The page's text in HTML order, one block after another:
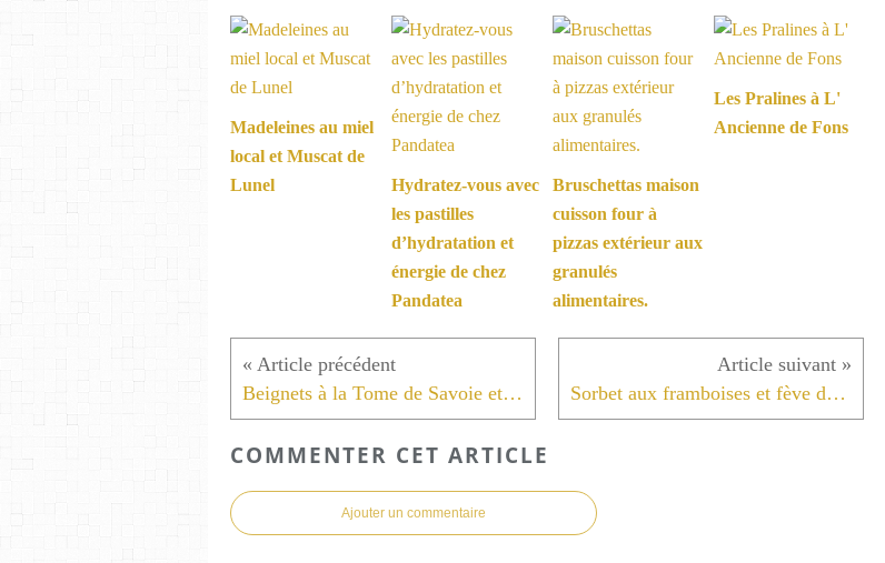
Madeleines au miel
local et Muscat de
Lunel
Hydratez-vous avec
les pastilles
d’hydratation et
énergie de chez
Pandatea
Bruschettas maison
cuisson four à
pizzas extérieur aux
granulés
alimentaires.
Les Pralines à L'
Ancienne de Fons
Beignets à la Tome de Savoie et au safran Sorbet aux framboises et fève de Tonka
COMMENTER CET ARTICLE
Ajouter un commentaire